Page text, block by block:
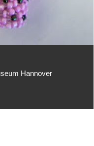
Hannover